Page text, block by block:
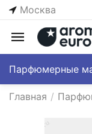
Москва
Парфюмерные
Главная /